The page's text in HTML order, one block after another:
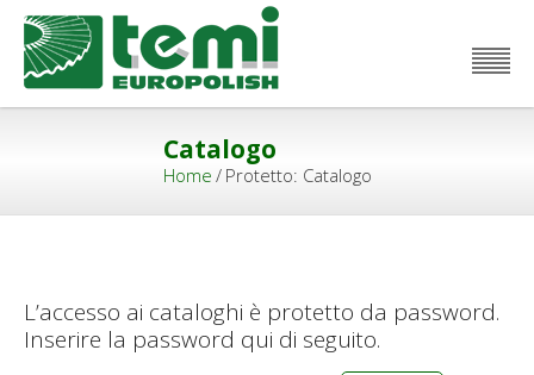
Catalogo
Home / Protetto: Catalogo
L’accesso ai cataloghi è protetto da password.
Inserire la password qui di seguito.